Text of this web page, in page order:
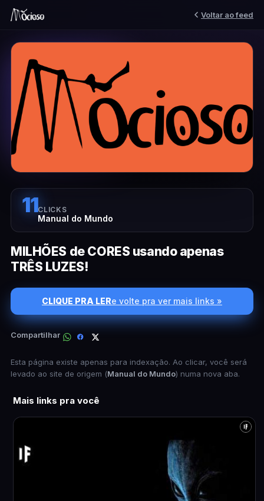
Voltar ao feed
11CLICKS
Manual do Mundo
MILHÕES de CORES usando apenas
TRÊS LUZES!
CLIQUE PRA LERe volte pra ver mais links »
Compartilhar
Esta página existe apenas para indexação. Ao clicar, você será
levado ao site de origem (Manual do Mundo) numa nova aba.
Mais links pra você